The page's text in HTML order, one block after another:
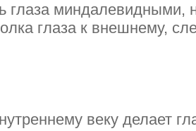
глаза миндалевидными,
глаза к внешнему,
веку делает